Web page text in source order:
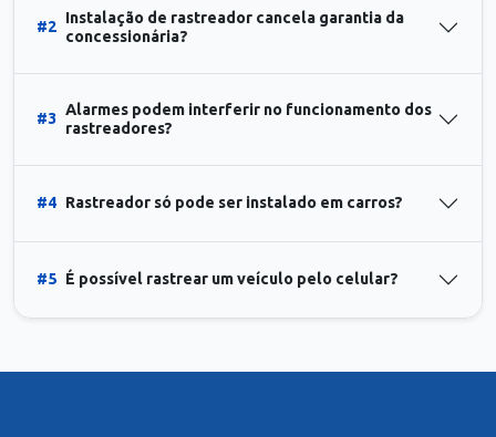
#2
Instalação de rastreador cancela garantia da
concessionária?
#3
Alarmes podem interferir no funcionamento dos
rastreadores?
#4 Rastreador só pode ser instalado em carros?
#5 É possível rastrear um veículo pelo celular?